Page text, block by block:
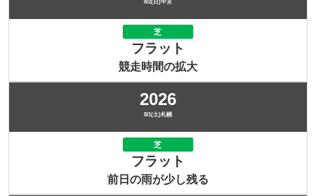
8/2(日)中京
芝
フラット
競走時間の拡大
2026
8/1(土)札幌
芝
フラット
前日の雨が少し残る